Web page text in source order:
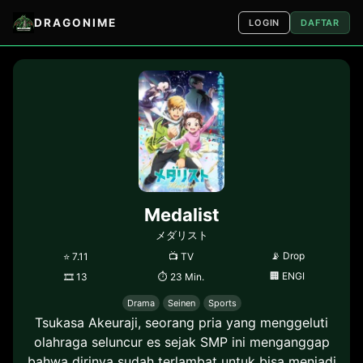
DRAGONIME LOGIN DAFTAR
Medalist
メダリスト
⭐ 7.11 📺TV 📡 Drop
🎞 13 ⏱ 23 Min. 🏢 ENGI
Drama Seinen Sports
Tsukasa Akeuraji, seorang pria yang menggeluti
olahraga seluncur es sejak SMP ini menganggap